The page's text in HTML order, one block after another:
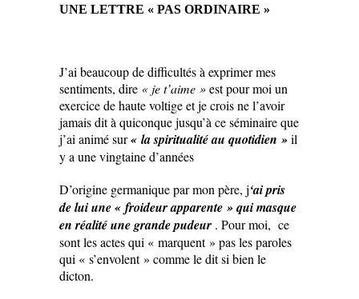
UNE LETTRE « PAS ORDINAIRE »
J’ai beaucoup de difficultés à exprimer mes
sentiments, dire « je t’aime »est pour moi un
exercice de haute voltige et je crois ne l’avoir
jamais dit à quiconque jusqu’à ce séminaire que
j’ai animé sur« la spiritualité au quotidien »il
y a une vingtaine d’années
D’origine germanique par mon père, j‘ai pris
de lui une « froideur apparente » qui masque
en réalité une grande pudeur . Pour moi, ce
sont les actes qui « marquent » pas les paroles
qui « s’envolent » comme le dit si bien le
dicton.